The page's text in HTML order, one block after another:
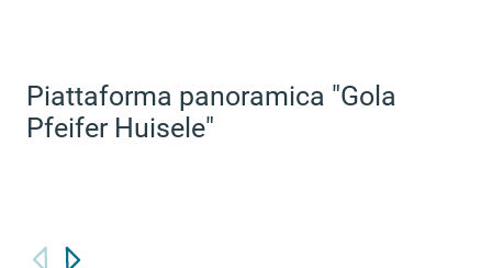
Piattaforma panoramica "Gola
Pfeifer Huisele"